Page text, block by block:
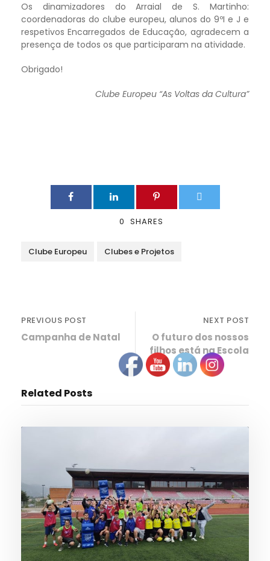
Os dinamizadores do Arraial de S. Martinho:
coordenadoras do clube europeu, alunos do 9ºI e J e
respetivos Encarregados de Educação, agradecem a
presença de todos os que participaram na atividade.
Obrigado!
Clube Europeu “As Voltas da Cultura”
0 SHARES
Clube Europeu Clubes e Projetos
PREVIOUS POST
Campanha de Natal
NEXT POST
O futuro dos nossos
filhos está na Escola
Related Posts